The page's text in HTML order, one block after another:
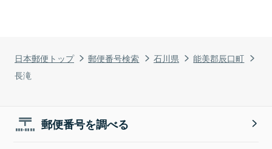
日本郵便トップ 郵便番号検索 石川県
能美郡辰口町
長滝
郵便番号を調べる